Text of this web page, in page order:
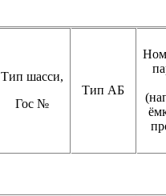
Тип шасси,
Гос №
Тип АБ